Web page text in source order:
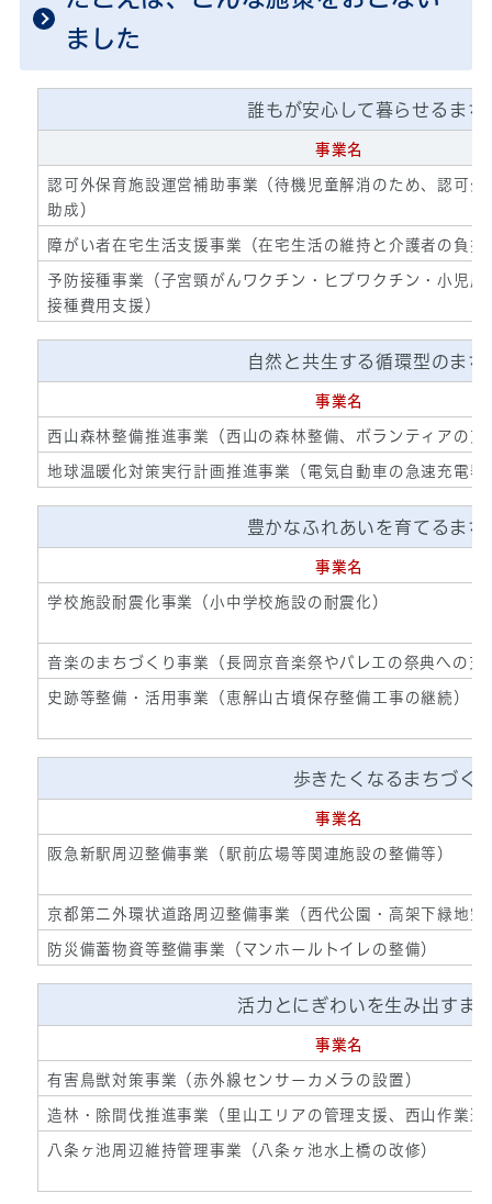
ました
誰もが安心して暮らせるまち
事業名
認可外保育施設運営補助事業（待機児童解消のため、認可外
助成）
障がい者在宅生活支援事業（在宅生活の維持と介護者の負担
予防接種事業（子宮頸がんワクチン・ヒブワクチン・小児用
接種費用支援）
自然と共生する循環型のまち
事業名
西山森林整備推進事業（西山の森林整備、ボランティアの支
地球温暖化対策実行計画推進事業（電気自動車の急速充電器
豊かなふれあいを育てるまち
事業名
学校施設耐震化事業（小中学校施設の耐震化）
音楽のまちづくり事業（長岡京音楽祭やバレエの祭典への支
史跡等整備・活用事業（恵解山古墳保存整備工事の継続）
歩きたくなるまちづく
事業名
阪急新駅周辺整備事業（駅前広場等関連施設の整備等）
京都第二外環状道路周辺整備事業（西代公園・高架下緑地空
防災備蓄物資等整備事業（マンホールトイレの整備）
活力とにぎわいを生み出すま
事業名
有害鳥獣対策事業（赤外線センサーカメラの設置）
造林・除間伐推進事業（里山エリアの管理支援、西山作業道
八条ヶ池周辺維持管理事業（八条ヶ池水上橋の改修）